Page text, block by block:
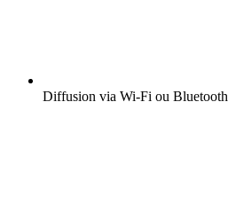
Diffusion via Wi-Fi ou Bluetooth